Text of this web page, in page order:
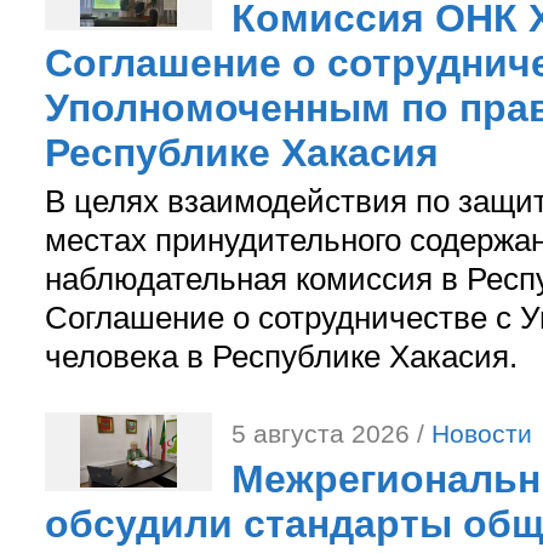
Комиссия ОНК
Соглашение о
Уполномоченным по
Республике Хакасия
В целях взаимодействия по
местах принудительного
наблюдательная комиссия в
Соглашение о сотрудничестве с
человека в Республике Хакасия.
5 августа 2026 / Новости
обсудили стандарты